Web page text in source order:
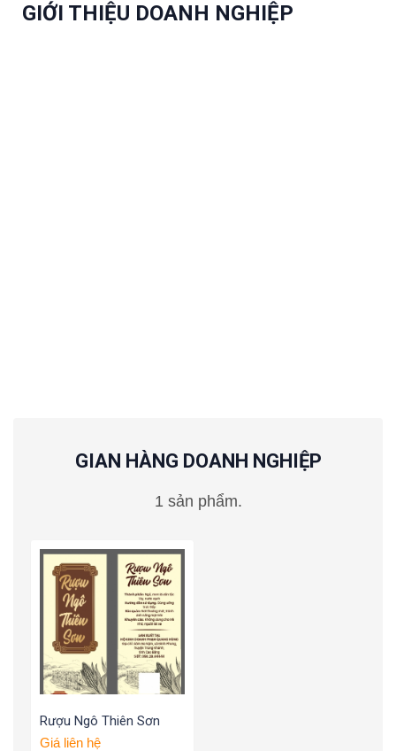
GIỚI THIỆU DOANH NGHIỆP
GIAN HÀNG DOANH NGHIỆP
1 sản phẩm.
Rượu Ngô Thiên Sơn
Giá liên hệ